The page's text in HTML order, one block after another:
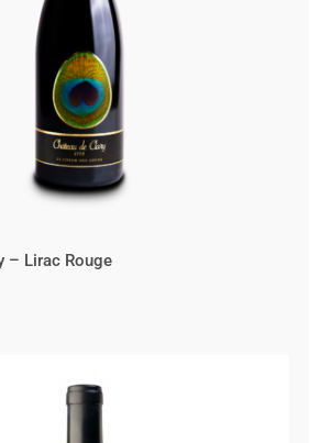
de Clary – Lirac Rouge
– Lirac Rouge